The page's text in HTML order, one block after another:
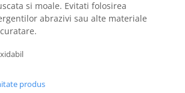
si moale. Evitati folosirea
abrazivi sau alte materiale
produs